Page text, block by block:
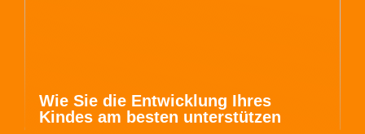
Wie Sie die Entwicklung Ihres
Kindes am besten unterstützen